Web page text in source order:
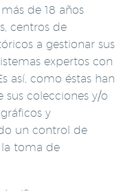
de 18 años
centros de
a gestionar sus
expertos con
así, como éstas han
colecciones y/o
y
un control de
la toma de